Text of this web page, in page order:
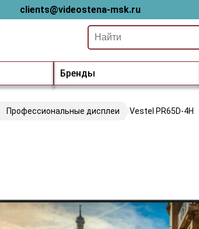
clients@videostena-msk.ru
Бренды
Профессиональные дисплеи Vestel PR65D-4H